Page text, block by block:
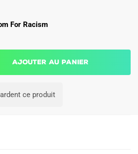
For Racism
Ajouter au panier
ce produit